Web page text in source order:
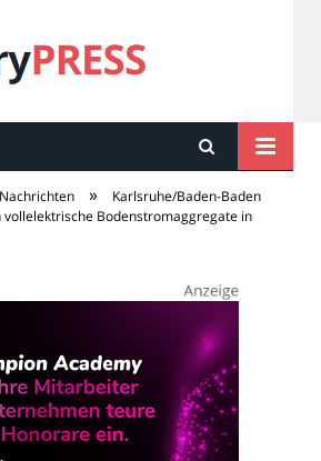
PRESS
Nachrichten »
Karlsruhe/Baden-Baden
Bodenstromaggregate in